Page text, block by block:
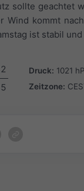
sollte geachtet
kommt
ist stabil
Druck: 1021
Zeitzone: